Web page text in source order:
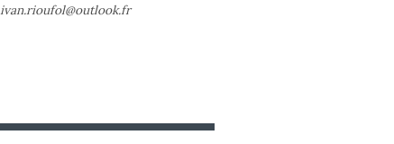
ivan.rioufol@outlook.fr